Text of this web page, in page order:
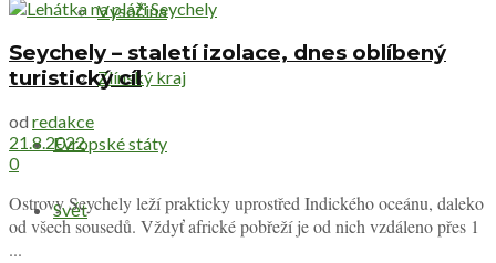
Vysočina
Zlínský kraj
Evropské státy
Svět
Seychely – staletí izolace, dnes oblíbený
turistický cíl
od redakce
21.8.2022
0
Ostrovy Seychely leží prakticky uprostřed Indického oceánu, daleko
od všech sousedů. Vždyť africké pobřeží je od nich vzdáleno přes 1
...